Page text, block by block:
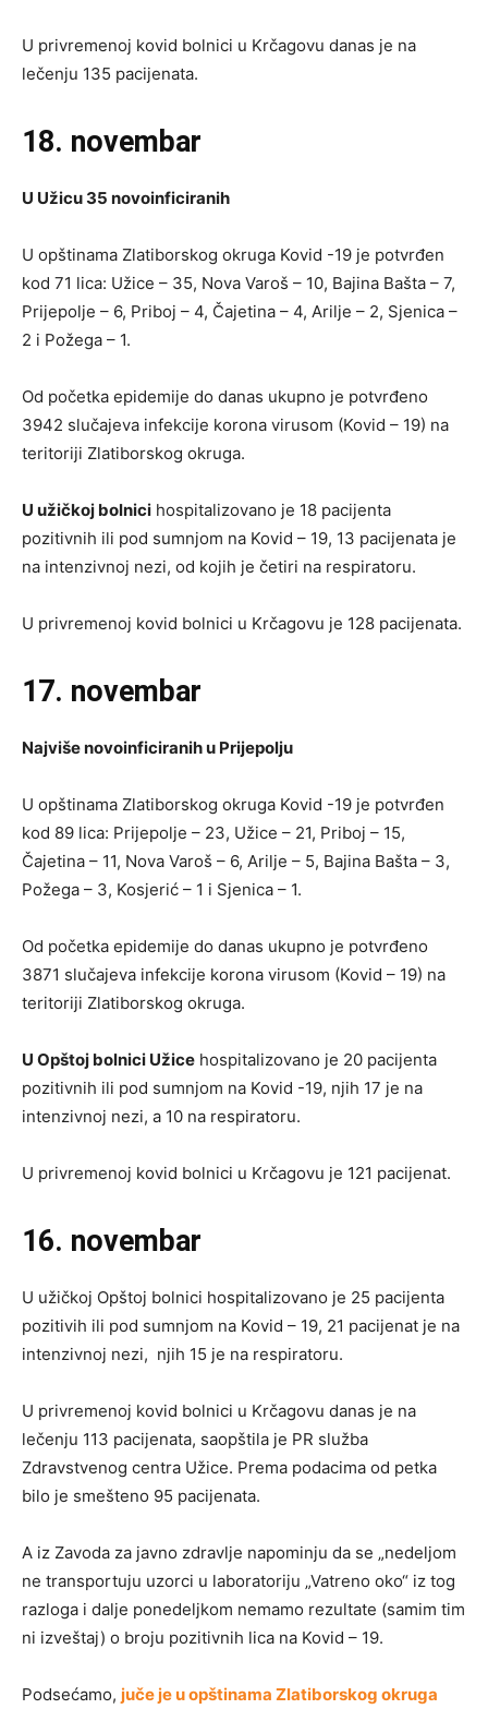
U privremenoj kovid bolnici u Krčagovu danas je na
lečenju 135 pacijenata.
18. novembar
U Užicu 35 novoinficiranih
U opštinama Zlatiborskog okruga Kovid -19 je potvrđen
kod 71 lica: Užice – 35, Nova Varoš – 10, Bajina Bašta – 7,
Prijepolje – 6, Priboj – 4, Čajetina – 4, Arilje – 2, Sjenica –
2 i Požega – 1.
Od početka epidemije do danas ukupno je potvrđeno
3942 slučajeva infekcije korona virusom (Kovid – 19) na
teritoriji Zlatiborskog okruga.
U užičkoj bolnici hospitalizovano je 18 pacijenta
pozitivnih ili pod sumnjom na Kovid – 19, 13 pacijenata je
na intenzivnoj nezi, od kojih je četiri na respiratoru.
U privremenoj kovid bolnici u Krčagovu je 128 pacijenata.
17. novembar
Najviše novoinficiranih u Prijepolju
U opštinama Zlatiborskog okruga Kovid -19 je potvrđen
kod 89 lica: Prijepolje – 23, Užice – 21, Priboj – 15,
Čajetina – 11, Nova Varoš – 6, Arilje – 5, Bajina Bašta – 3,
Požega – 3, Kosjerić – 1 i Sjenica – 1.
Od početka epidemije do danas ukupno je potvrđeno
3871 slučajeva infekcije korona virusom (Kovid – 19) na
teritoriji Zlatiborskog okruga.
U Opštoj bolnici Užice hospitalizovano je 20 pacijenta
pozitivnih ili pod sumnjom na Kovid -19, njih 17 je na
intenzivnoj nezi, a 10 na respiratoru.
U privremenoj kovid bolnici u Krčagovu je 121 pacijenat.
16. novembar
U užičkoj Opštoj bolnici hospitalizovano je 25 pacijenta
pozitivih ili pod sumnjom na Kovid – 19, 21 pacijenat je na
intenzivnoj nezi, njih 15 je na respiratoru.
U privremenoj kovid bolnici u Krčagovu danas je na
lečenju 113 pacijenata, saopštila je PR služba
Zdravstvenog centra Užice. Prema podacima od petka
bilo je smešteno 95 pacijenata.
A iz Zavoda za javno zdravlje napominju da se „nedeljom
ne transportuju uzorci u laboratoriju „Vatreno oko“ iz tog
razloga i dalje ponedeljkom nemamo rezultate (samim tim
ni izveštaj) o broju pozitivnih lica na Kovid – 19.
Podsećamo, juče je u opštinama Zlatiborskog okruga